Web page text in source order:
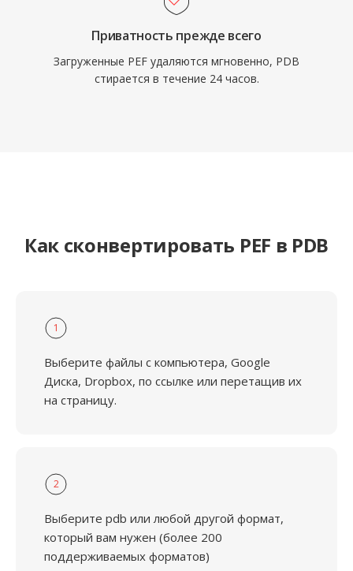
Приватность прежде всего
Загруженные PEF удаляются мгновенно, PDB
стирается в течение 24 часов.
Как сконвертировать PEF в PDB
1
Выберите файлы с компьютера, Google
Диска, Dropbox, по ссылке или перетащив их
на страницу.
2
Выберите pdb или любой другой формат,
который вам нужен (более 200
поддерживаемых форматов)